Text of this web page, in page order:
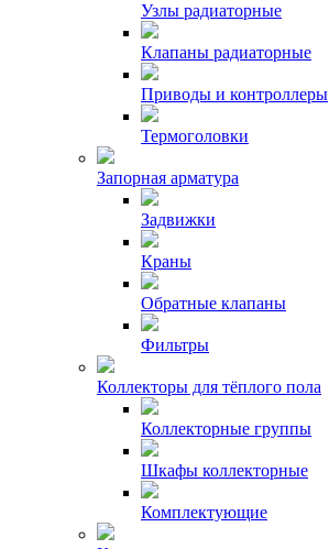
Узлы радиаторные
Клапаны радиаторные
Приводы и контроллеры
Термоголовки
Запорная арматура
Задвижки
Краны
Обратные клапаны
Фильтры
Коллекторы для тёплого пола
Коллекторные группы
Шкафы коллекторные
Комплектующие